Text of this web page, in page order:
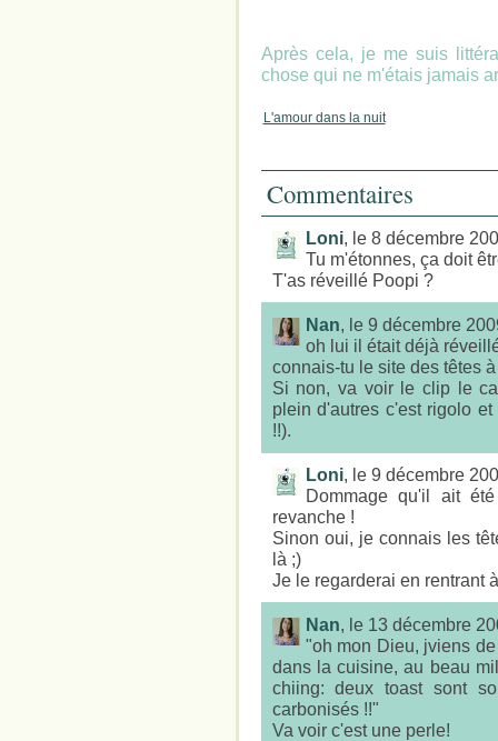
Après cela, je me suis
chose qui ne m'étais jamais
L'amour dans la nuit
Commentaires
Loni, le 8 décembre
Tu m'étonnes, ça doit
T'as réveillé Poopi ?
Nan, le 9 décembre
oh lui il était déjà
connais-tu le site des têtes
Si non, va voir le clip le
plein d'autres c'est rigolo
!!).
Loni, le 9 décembre
Dommage qu'il ait
revanche !
Sinon oui, je connais les
là ;)
Je le regarderai en rentrant
Nan, le 13 décembre
"oh mon Dieu, jviens
dans la cuisine, au beau
chiing: deux toast sont
carbonisés !!"
Va voir c'est une perle!